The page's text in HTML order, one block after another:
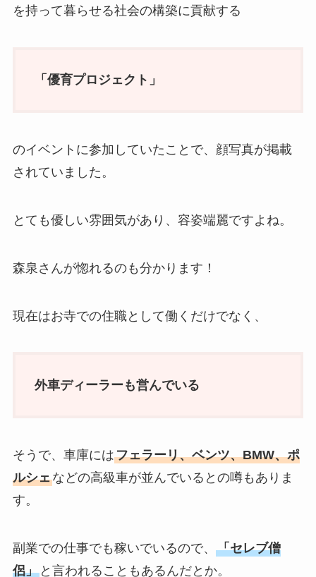
を持って暮らせる社会の構築に貢献する
「優育プロジェクト」
のイベントに参加していたことで、顔写真が掲載
されていました。
とても優しい雰囲気があり、容姿端麗ですよね。
森泉さんが惚れるのも分かります！
現在はお寺での住職として働くだけでなく、
外車ディーラーも営んでいる
そうで、車庫にはフェラーリ、ベンツ、BMW、ポ
ルシェなどの高級車が並んでいるとの噂もありま
す。
副業での仕事でも稼いでいるので、 「セレブ僧
侶」と言われることもあるんだとか。